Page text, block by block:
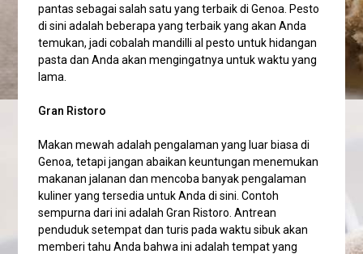
pantas sebagai salah satu yang terbaik di Genoa. Pesto
di sini adalah beberapa yang terbaik yang akan Anda
temukan, jadi cobalah mandilli al pesto untuk hidangan
pasta dan Anda akan mengingatnya untuk waktu yang
lama.
Gran Ristoro
Makan mewah adalah pengalaman yang luar biasa di
Genoa, tetapi jangan abaikan keuntungan menemukan
makanan jalanan dan mencoba banyak pengalaman
kuliner yang tersedia untuk Anda di sini. Contoh
sempurna dari ini adalah Gran Ristoro. Antrean
penduduk setempat dan turis pada waktu sibuk akan
memberi tahu Anda bahwa ini adalah tempat yang